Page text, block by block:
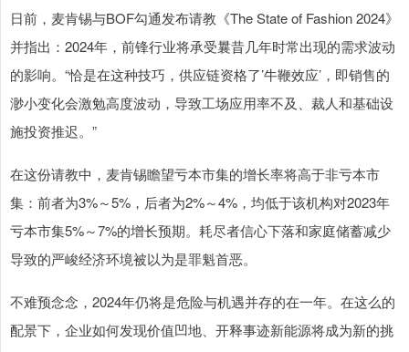
日前，麦肯锡与BOF勾通发布请教《The State of Fashion 2024》
并指出：2024年，前锋行业将承受曩昔几年时常出现的需求波动
的影响。“恰是在这种技巧，供应链资格了’牛鞭效应’，即销售的
渺小变化会激勉高度波动，导致工场应用率不及、裁人和基础设
施投资推迟。”
在这份请教中，麦肯锡瞻望亏本市集的增长率将高于非亏本市
集：前者为3%～5%，后者为2%～4%，均低于该机构对2023年
亏本市集5%～7%的增长预期。耗尽者信心下落和家庭储蓄减少
导致的严峻经济环境被以为是罪魁首恶。
不难预念念，2024年仍将是危险与机遇并存的在一年。在这么的
配景下，企业如何发现价值凹地、开释事迹新能源将成为新的挑